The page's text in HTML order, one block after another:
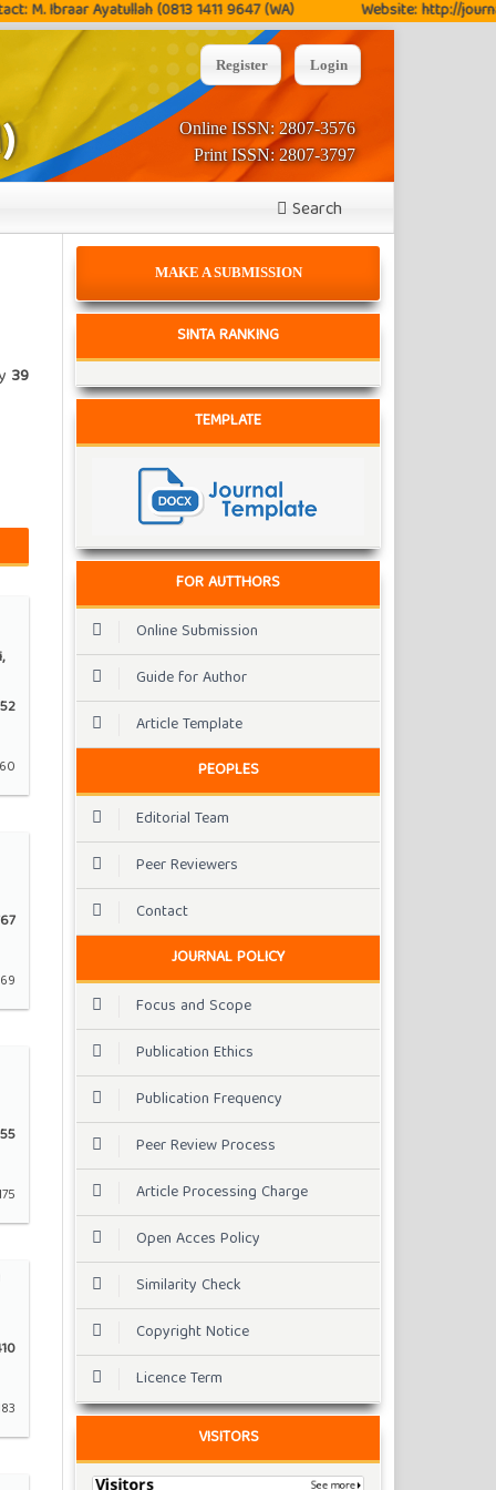
Ayatullah (0813 1411 9647 (WA) Website: http://
Online ISSN: 2807-3576
Print ISSN: 2807-3797
Search
Register Login
39
MAKE A SUBMISSION
SINTA RANKING
TEMPLATE
FOR AUTTHORS
Online Submission
Guide for Author
Article Template
PEOPLES
Editorial Team
Peer Reviewers
Contact
JOURNAL POLICY
Focus and Scope
Publication Ethics
Publication Frequency
Peer Review Process
Article Processing Charge
Open Acces Policy
Similarity Check
Copyright Notice
Licence Term
VISITORS